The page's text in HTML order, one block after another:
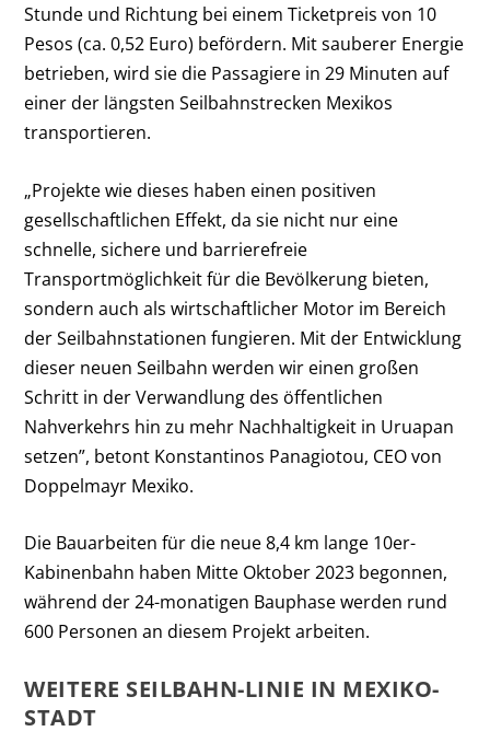
Stunde und Richtung bei einem Ticketpreis von 10
Pesos (ca. 0,52 Euro) befördern. Mit sauberer Energie
betrieben, wird sie die Passagiere in 29 Minuten auf
einer der längsten Seilbahnstrecken Mexikos
transportieren.
„Projekte wie dieses haben einen positiven
gesellschaftlichen Effekt, da sie nicht nur eine
schnelle, sichere und barrierefreie
Transportmöglichkeit für die Bevölkerung bieten,
sondern auch als wirtschaftlicher Motor im Bereich
der Seilbahnstationen fungieren. Mit der Entwicklung
dieser neuen Seilbahn werden wir einen großen
Schritt in der Verwandlung des öffentlichen
Nahverkehrs hin zu mehr Nachhaltigkeit in Uruapan
setzen”, betont Konstantinos Panagiotou, CEO von
Doppelmayr Mexiko.
Die Bauarbeiten für die neue 8,4 km lange 10er-
Kabinenbahn haben Mitte Oktober 2023 begonnen,
während der 24-monatigen Bauphase werden rund
600 Personen an diesem Projekt arbeiten.
WEITERE SEILBAHN-LINIE IN MEXIKO-
STADT